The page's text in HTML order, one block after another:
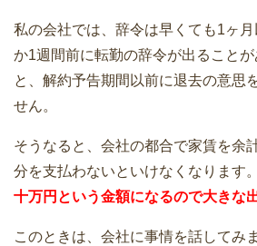
引越し時の家電購
コチラ！
夜間の引っ越しも
私の会社では、辞令は早くても1ヶ
か1週間前に転勤の辞令が出ること
と、解約予告期間以前に退去の意思
せん。
そうなると、会社の都合で家賃を余
分を支払わないといけなくなります。
十万円という金額になるので大きな
このときは、会社に事情を話してみ